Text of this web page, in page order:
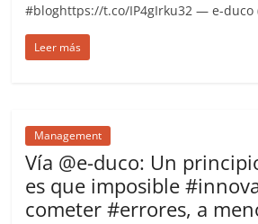
#bloghttps://t.co/IP4gIrku32 — e-duco
Leer más
Management
Vía @e-duco: Un
es que imposible
cometer #errores, a